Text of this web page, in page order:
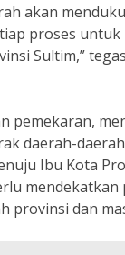
akan
proses untuk
Sultim,”
pemekaran,
daerah-
Ibu Kota
mendekatkan
provinsi dan